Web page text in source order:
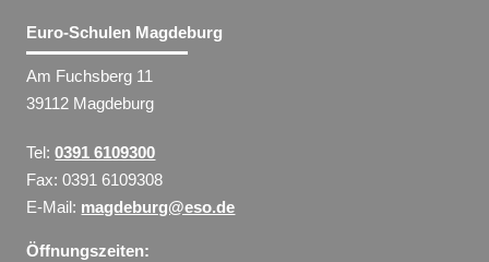
Euro-Schulen Magdeburg
Am Fuchsberg 11
39112 Magdeburg
Tel:0391 6109300
Fax: 0391 6109308
E-Mail: magdeburg@eso.de
Öffnungszeiten: